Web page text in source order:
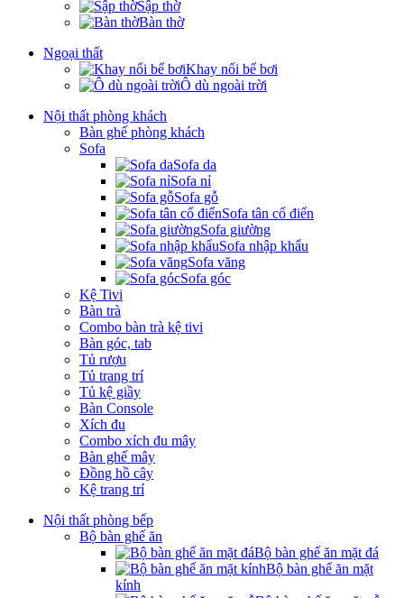
Sập thờ
Bàn thờ
Ngoại thất
Khay nổi bể bơi
Ô dù ngoài trời
Nội thất phòng khách
Bàn ghế phòng khách
Sofa
Sofa da
Sofa nỉ
Sofa gỗ
Sofa tân cổ điển
Sofa giường
Sofa nhập khẩu
Sofa văng
Sofa góc
Kệ Tivi
Bàn trà
Combo bàn trà kệ tivi
Bàn góc, tab
Tủ rượu
Tủ trang trí
Tủ kệ giầy
Bàn Console
Xích đu
Combo xích đu mây
Bàn ghế mây
Đồng hồ cây
Kệ trang trí
Nội thất phòng bếp
Bộ bàn ghế ăn
Bộ bàn ghế ăn mặt đá
Bộ bàn ghế ăn mặt
kính